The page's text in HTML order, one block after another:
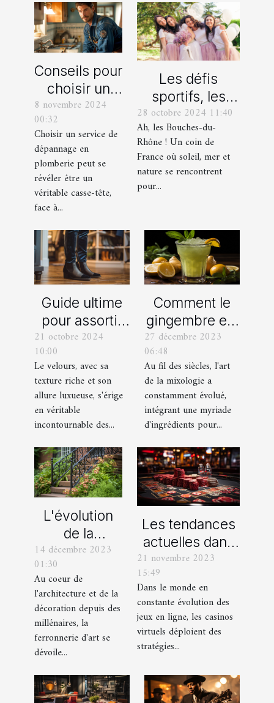
Conseils pour
choisir un
bon service
dépannage
en plomberie
8 novembre 2024
00:32
Choisir un service de
dépannage en
plomberie peut se
révéler être un
véritable casse-tête,
face à...
Les défis
sportifs, les
incontournables
de toute
organisation
d’EVG et EVJF
28 octobre 2024 11:40
Ah, les Bouches-du-
Rhône ! Un coin de
France où soleil, mer et
nature se rencontrent
pour...
Guide ultime
pour assortir
vos
chaussures
avec des
pantalons en
velours
21 octobre 2024
10:00
Le velours, avec sa
texture riche et son
allure luxueuse, s'érige
en véritable
incontournable des...
Comment le
gingembre est
devenu un
ingrédient clé
dans la
mixologie
moderne
27 décembre 2023
06:48
Au fil des siècles, l'art
de la mixologie a
constamment évolué,
intégrant une myriade
d'ingrédients pour...
L'évolution
de la
ferronnerie
d'art à travers
les siècles
14 décembre 2023
01:30
Au coeur de
l'architecture et de la
décoration depuis des
millénaires, la
ferronnerie d'art se
dévoile...
Les tendances
actuelles dans
les offres
promotionnelles
des casinos en
ligne
21 novembre 2023
15:49
Dans le monde en
constante évolution des
jeux en ligne, les casinos
virtuels déploient des
stratégies...